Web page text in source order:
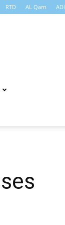
RTD AL Qarn ADI